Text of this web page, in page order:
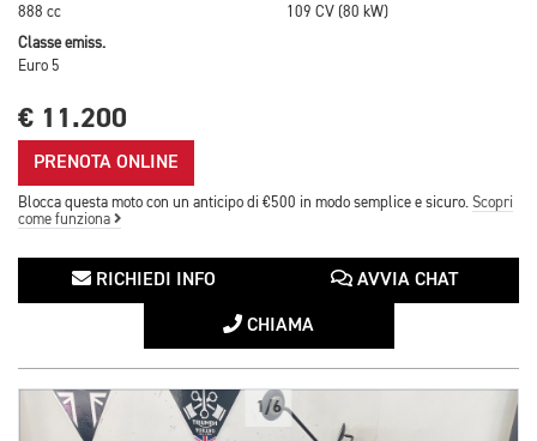
888 cc
109 CV (80 kW)
Classe emiss.
Euro 5
€ 11.200
PRENOTA ONLINE
Blocca questa moto con un anticipo di €500 in modo semplice e sicuro. Scopri
come funziona
RICHIEDI INFO AVVIA CHAT
CHIAMA
1/6